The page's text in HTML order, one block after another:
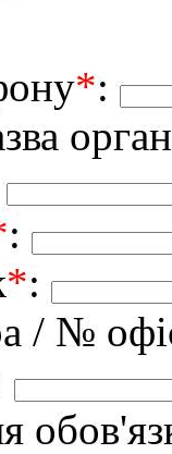
*:
:
*:
/ №